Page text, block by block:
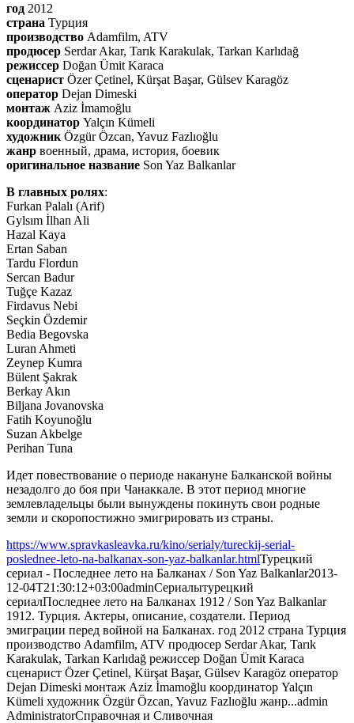
год 2012
страна Турция
производство Adamfilm, ATV
продюсер Serdar Akar, Tarık Karakulak, Tarkan Karlıdağ
режиссер Doğan Ümit Karaca
сценарист Özer Çetinel, Kürşat Başar, Gülsev Karagöz
оператор Dejan Dimeski
монтаж Aziz İmamoğlu
координатор Yalçın Kümeli
художник Özgür Özcan, Yavuz Fazlıoğlu
жанр военный, драма, история, боевик
оригинальное название Son Yaz Balkanlar
В главных ролях:
Furkan Palalı (Arif)
Gylsım İlhan Ali
Hazal Kaya
Ertan Saban
Tardu Flordun
Sercan Badur
Tuğçe Kazaz
Firdavus Nebi
Seçkin Özdemir
Bedia Begovska
Luran Ahmeti
Zeynep Kumra
Bülent Şakrak
Berkay Akın
Biljana Jovanovska
Fatih Koyunoğlu
Suzan Akbelge
Perihan Tuna
Идет повествование о периоде накануне Балканской войны
незадолго до боя при Чанаккале. В этот период многие
землевладельцы были вынуждены покинуть свои родные
земли и скоропостижно эмигрировать из страны.
https://www.spravkasleavka.ru/kino/serialy/tureckij-serial-
poslednee-leto-na-balkanax-son-yaz-balkanlar.htmlТурецкий
сериал - Последнее лето на Балканах / Son Yaz Balkanlar2013-
12-04T21:30:12+03:00adminСериалытурецкий
сериалПоследнее лето на Балканах 1912 / Son Yaz Balkanlar
1912. Турция. Актеры, описание, создатели. Период
эмиграции перед войной на Балканах. год 2012 страна Турция
производство Adamfilm, ATV продюсер Serdar Akar, Tarık
Karakulak, Tarkan Karlıdağ режиссер Doğan Ümit Karaca
сценарист Özer Çetinel, Kürşat Başar, Gülsev Karagöz оператор
Dejan Dimeski монтаж Aziz İmamoğlu координатор Yalçın
Kümeli художник Özgür Özcan, Yavuz Fazlıoğlu жанр...admin
AdministratorСправочная и Сливочная